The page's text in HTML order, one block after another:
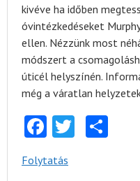
kivéve ha időben
óvintézkedéseket
ellen. Nézzünk most
módszert a
úticél helyszínén.
még a váratlan
Facebook
Twitter
Folytatás